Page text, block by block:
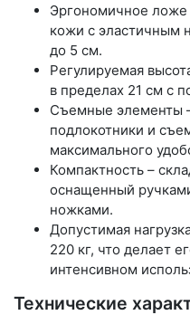
Эргономичное
кожи с эластичным
до 5 см.
Регулируемая
в пределах 21 см с
Съемные элементы
подлокотники и
максимального
Компактность –
оснащенный
ножками.
Допустимая
220 кг, что делает
интенсивном
Технические